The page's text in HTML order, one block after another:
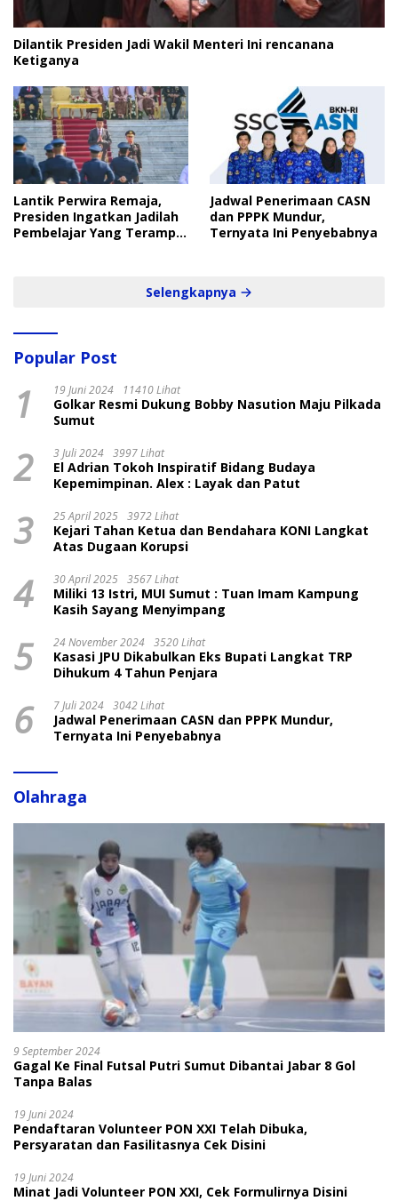
Dilantik Presiden Jadi Wakil Menteri Ini rencanana
Ketiganya
Lantik Perwira Remaja,
Presiden Ingatkan Jadilah
Pembelajar Yang Terampil
Jadwal Penerimaan CASN
dan PPPK Mundur,
Ternyata Ini Penyebabnya
Selengkapnya
Popular Post
1 19 Juni 2024 11410 Lihat
Golkar Resmi Dukung Bobby Nasution Maju Pilkada
Sumut
2 3 Juli 2024 3997 Lihat
El Adrian Tokoh Inspiratif Bidang Budaya
Kepemimpinan. Alex : Layak dan Patut
3 25 April 2025 3972 Lihat
Kejari Tahan Ketua dan Bendahara KONI Langkat
Atas Dugaan Korupsi
4 30 April 2025 3567 Lihat
Miliki 13 Istri, MUI Sumut : Tuan Imam Kampung
Kasih Sayang Menyimpang
5 24 November 2024 3520 Lihat
Kasasi JPU Dikabulkan Eks Bupati Langkat TRP
Dihukum 4 Tahun Penjara
6 7 Juli 2024 3042 Lihat
Jadwal Penerimaan CASN dan PPPK Mundur,
Ternyata Ini Penyebabnya
Olahraga
9 September 2024
Gagal Ke Final Futsal Putri Sumut Dibantai Jabar 8 Gol
Tanpa Balas
19 Juni 2024
Pendaftaran Volunteer PON XXI Telah Dibuka,
Persyaratan dan Fasilitasnya Cek Disini
19 Juni 2024
Minat Jadi Volunteer PON XXI, Cek Formulirnya Disini